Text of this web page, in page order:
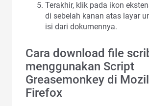
Terakhir, klik pada ikon
di sebelah kanan atas layar
isi dari dokumennya.
Cara download file
menggunakan Script
Greasemonkey di
Firefox